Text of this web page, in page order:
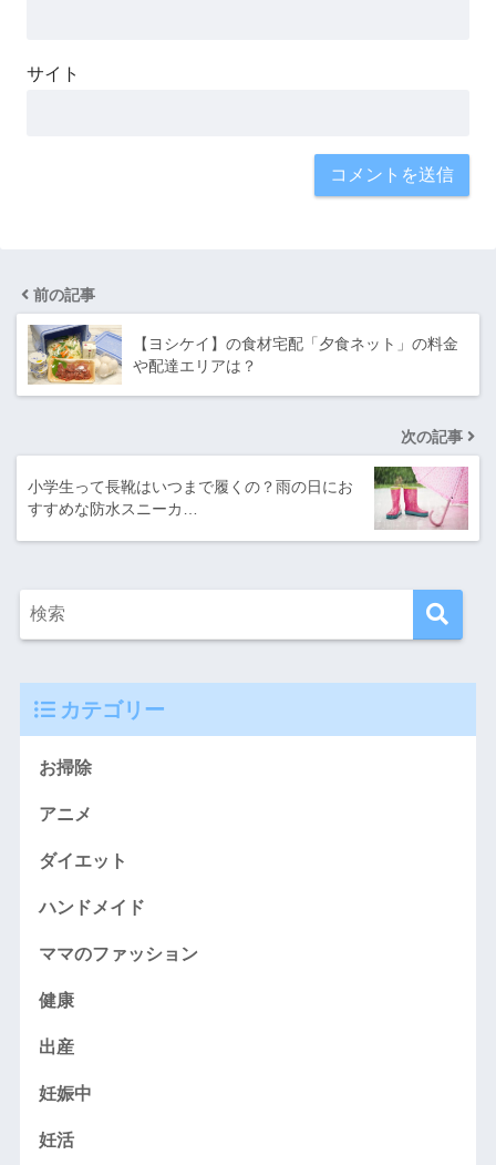
サイト
前の記事
【ヨシケイ】の食材宅配「夕食ネット」の料金
や配達エリアは？
次の記事
小学生って長靴はいつまで履くの？雨の日にお
すすめな防水スニーカ…
カテゴリー
お掃除
アニメ
ダイエット
ハンドメイド
ママのファッション
健康
出産
妊娠中
妊活